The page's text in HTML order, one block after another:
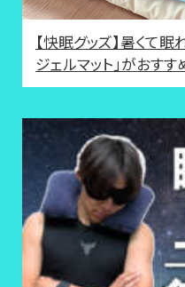
【快眠グッズ】暑くて
ジェルマット」がおす